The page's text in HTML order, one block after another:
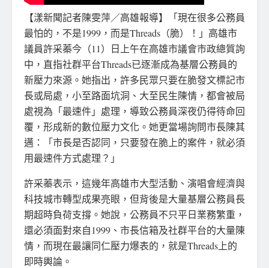
【漾新聞記者陳雯萍／高雄報導】「現在很多公務員
最怕的，不是1999，而是Threads（脆）！」高雄市
議員許采蓁今（11）日上午在高雄市議會市政總質詢
中，直指社群平台Threads已逐漸成為基層公務員的
新壓力來源。她指出，許多民眾只要在脆發文標記市
長或局處，小至路面坑洞、大至民生陳情，都會被局
處視為「最速件」處理，導致公務員深夜仍得待命回
覆，形成新的數位壓力文化。她更當場詢問市長陳其
邁：「市長是否認同，只要發在脆上的案件，就必須
用最速件方式處理？」
許采蓁表示，這幾年高雄市大型活動、演唱會經濟與
科技城市轉型成果亮眼，但背後是大量基層公務員長
期超時負荷支撐。她說，公務員不只平日業務繁重，
還必須面對來自1999、市長信箱及社群平台的大量陳
情，而現在最讓同仁壓力爆表的，就是Threads上的
即時輿論。